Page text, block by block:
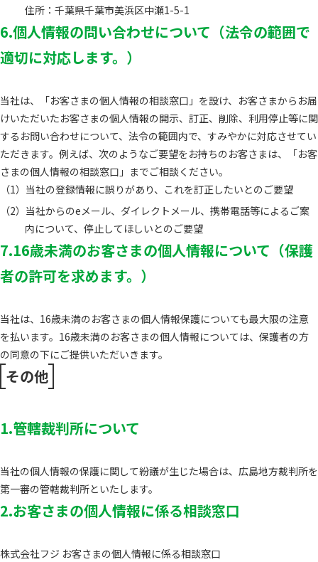
住所：千葉県千葉市美浜区中瀬1-5-1
6.個人情報の問い合わせについて（法令の範囲で
適切に対応します。）
当社は、「お客さまの個人情報の相談窓口」を設け、お客さまからお届
けいただいたお客さまの個人情報の開示、訂正、削除、利用停止等に関
するお問い合わせについて、法令の範囲内で、すみやかに対応させてい
ただきます。例えば、次のようなご要望をお持ちのお客さまは、「お客
さまの個人情報の相談窓口」までご相談ください。
当社の登録情報に誤りがあり、これを訂正したいとのご要望
当社からのeメール、ダイレクトメール、携帯電話等によるご案
内について、停止してほしいとのご要望
7.16歳未満のお客さまの個人情報について（保護
者の許可を求めます。）
当社は、16歳未満のお客さまの個人情報保護についても最大限の注意
を払います。16歳未満のお客さまの個人情報については、保護者の方
の同意の下にご提供いただいきます。
その他
1.管轄裁判所について
当社の個人情報の保護に関して紛議が生じた場合は、広島地方裁判所を
第一審の管轄裁判所といたします。
2.お客さまの個人情報に係る相談窓口
株式会社フジ お客さまの個人情報に係る相談窓口